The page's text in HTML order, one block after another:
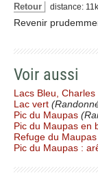
Retour distance:
Revenir
Voir aussi
Lacs Bleu, Charles
Lac vert
Pic du Maupas
Pic du Maupas en
Refuge du Maupas
Pic du Maupas :